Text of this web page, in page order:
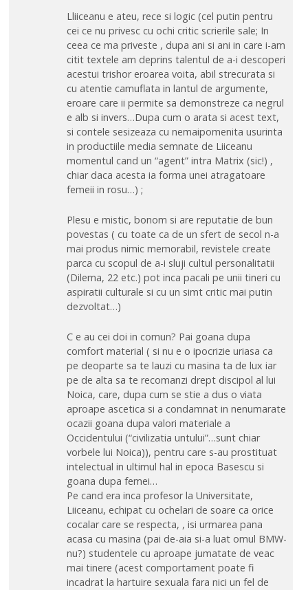
Lliiceanu e ateu, rece si logic (cel putin pentru
cei ce nu privesc cu ochi critic scrierile sale; In
ceea ce ma priveste , dupa ani si ani in care i-am
citit textele am deprins talentul de a-i descoperi
acestui trishor eroarea voita, abil strecurata si
cu atentie camuflata in lantul de argumente,
eroare care ii permite sa demonstreze ca negrul
e alb si invers…Dupa cum o arata si acest text,
si contele sesizeaza cu nemaipomenita usurinta
in productiile media semnate de Liiceanu
momentul cand un “agent” intra Matrix (sic!) ,
chiar daca acesta ia forma unei atragatoare
femeii in rosu…) ;
Plesu e mistic, bonom si are reputatie de bun
povestas ( cu toate ca de un sfert de secol n-a
mai produs nimic memorabil, revistele create
parca cu scopul de a-i sluji cultul personalitatii
(Dilema, 22 etc.) pot inca pacali pe unii tineri cu
aspiratii culturale si cu un simt critic mai putin
dezvoltat…)
C e au cei doi in comun? Pai goana dupa
comfort material ( si nu e o ipocrizie uriasa ca
pe deoparte sa te lauzi cu masina ta de lux iar
pe de alta sa te recomanzi drept discipol al lui
Noica, care, dupa cum se stie a dus o viata
aproape ascetica si a condamnat in nenumarate
ocazii goana dupa valori materiale a
Occidentului (“civilizatia untului”…sunt chiar
vorbele lui Noica)), pentru care s-au prostituat
intelectual in ultimul hal in epoca Basescu si
goana dupa femei…
Pe cand era inca profesor la Universitate,
Liiceanu, echipat cu ochelari de soare ca orice
cocalar care se respecta, , isi urmarea pana
acasa cu masina (pai de-aia si-a luat omul BMW-
nu?) studentele cu aproape jumatate de veac
mai tinere (acest comportament poate fi
incadrat la hartuire sexuala fara nici un fel de